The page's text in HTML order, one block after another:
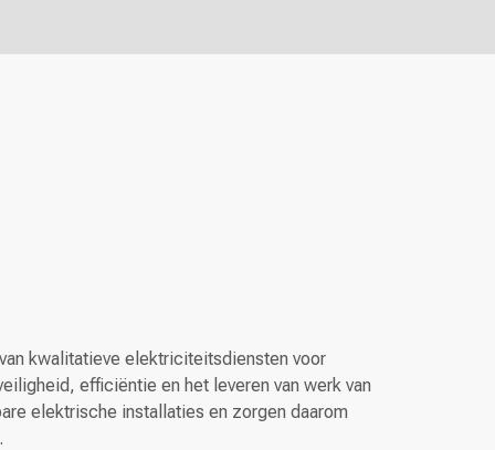
kwalitatieve elektriciteitsdiensten voor
efficiëntie en het leveren van werk van
elektrische installaties en zorgen daarom